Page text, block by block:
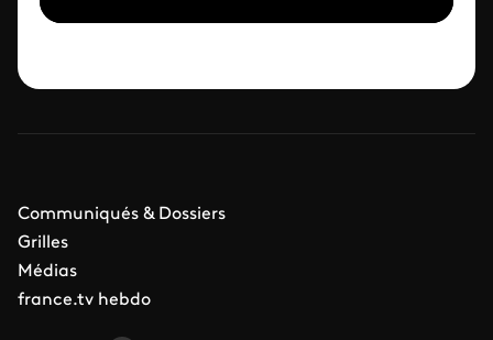
Communiqués & Dossiers
Grilles
Médias
france.tv hebdo